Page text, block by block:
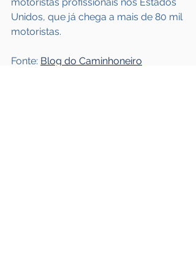
Unidos, que já chega a mais de 80 mil
motoristas.
Fonte: Blog do Caminhoneiro